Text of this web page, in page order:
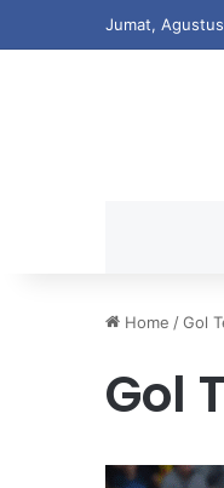
Jumat,
Home /Gol
Gol